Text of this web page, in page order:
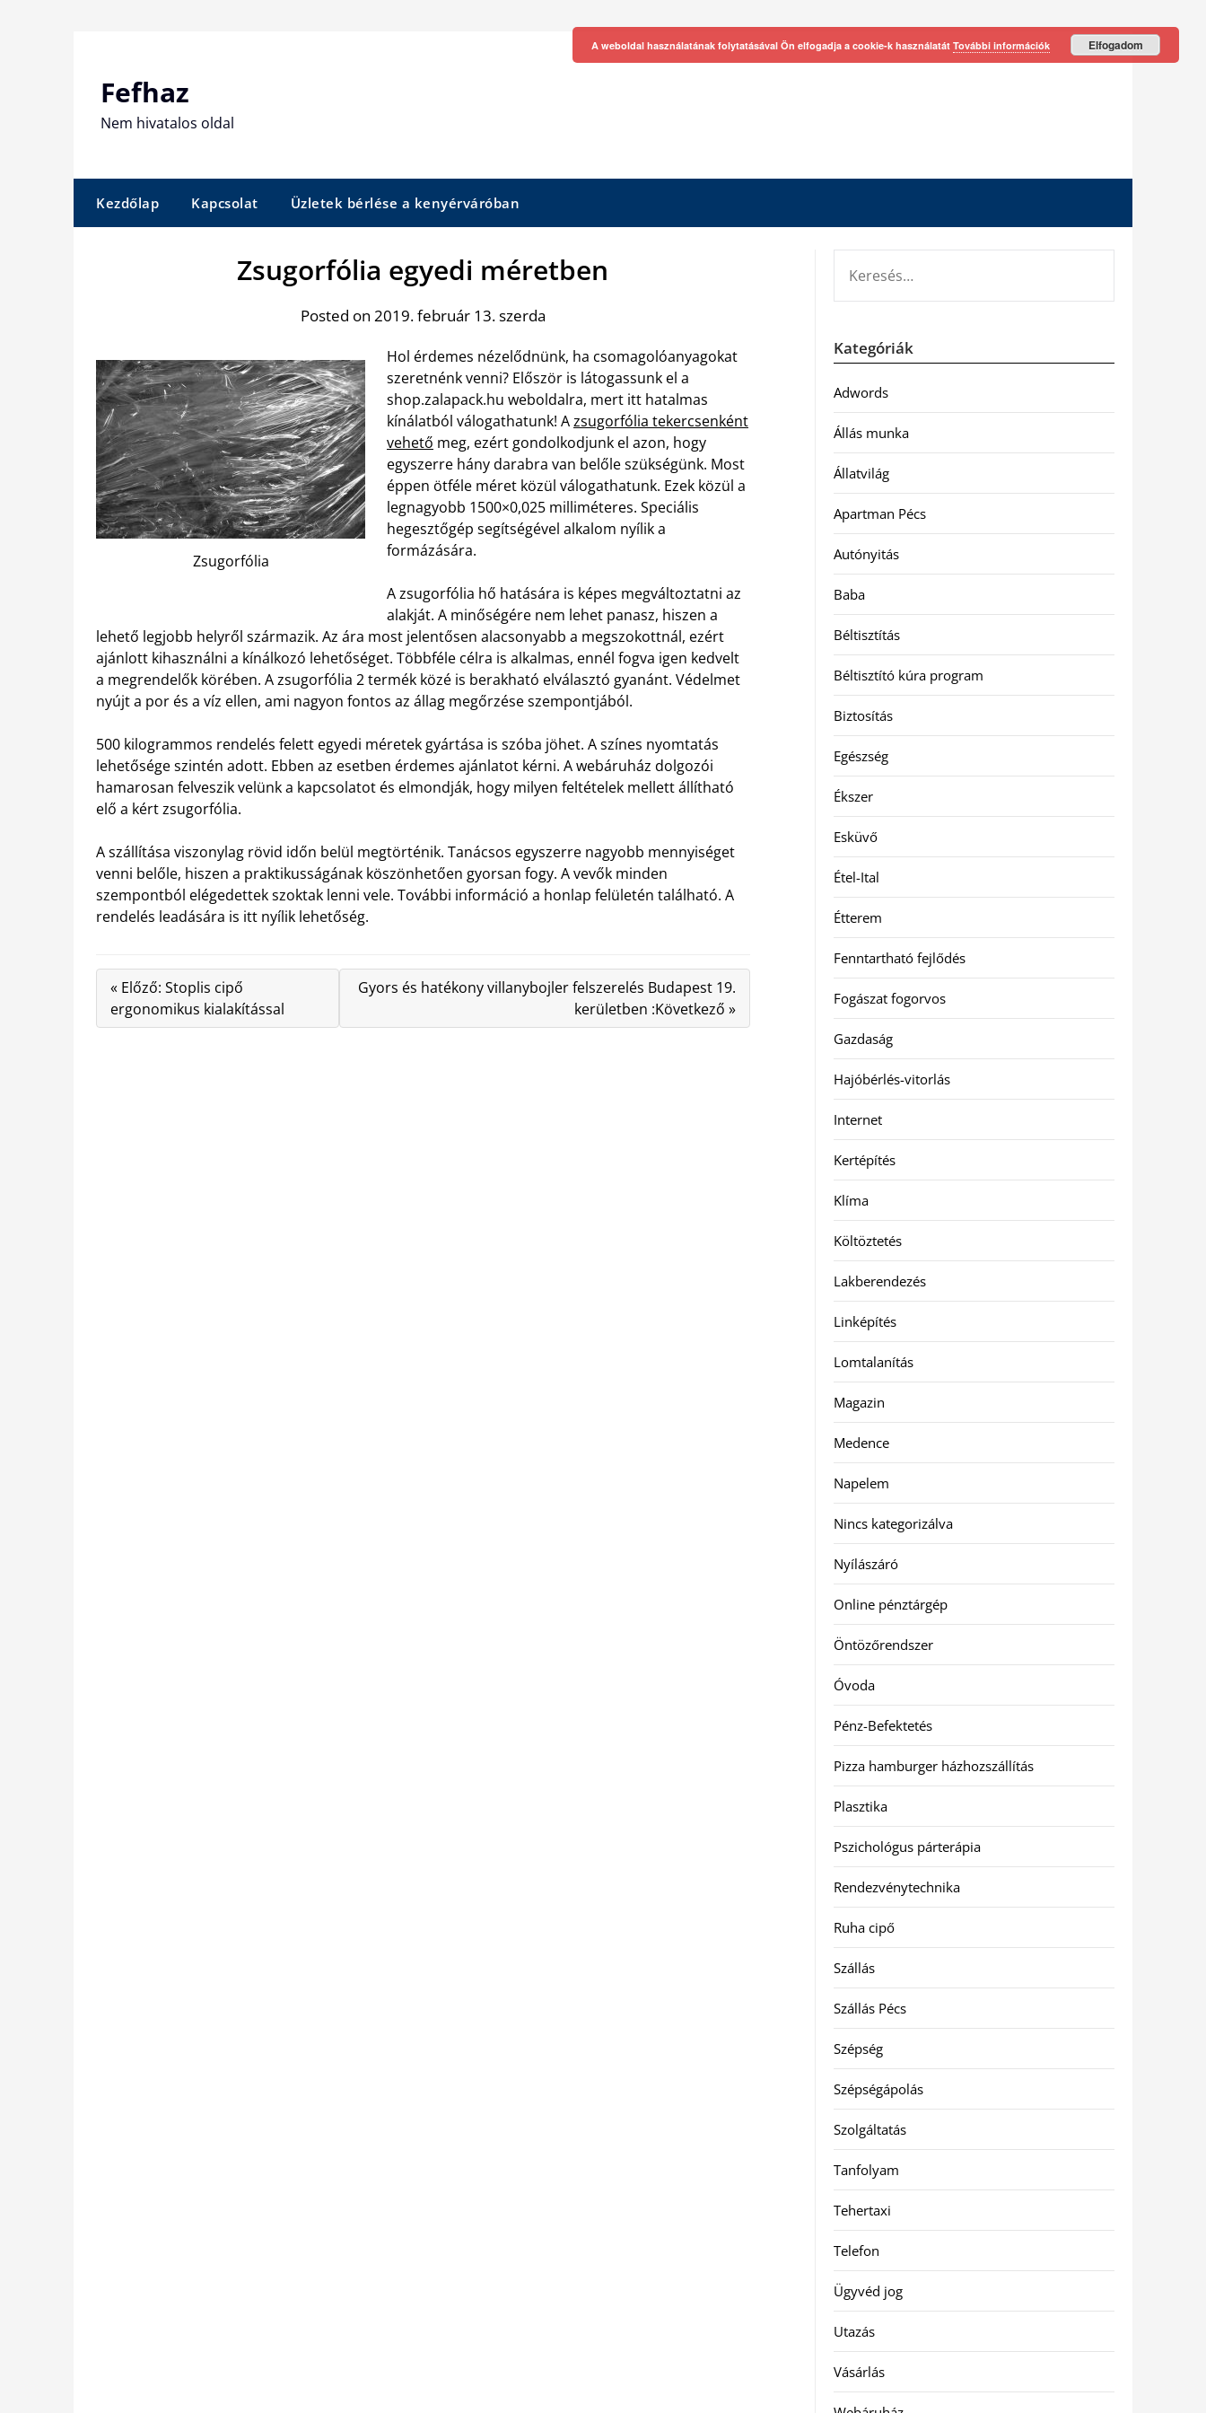
Fefhaz
Nem hivatalos oldal
Kezdőlap Kapcsolat Üzletek bérlése a kenyérváróban
Zsugorfólia egyedi méretben
Posted on 2019. február 13. szerda
Zsugorfólia
Hol érdemes nézelődnünk, ha csomagolóanyagokat
szeretnénk venni? Először is látogassunk el a
shop.zalapack.hu weboldalra, mert itt hatalmas
kínálatból válogathatunk! Azsugorfólia tekercsenként
vehető meg, ezért gondolkodjunk el azon, hogy
egyszerre hány darabra van belőle szükségünk. Most
éppen ötféle méret közül válogathatunk. Ezek közül a
legnagyobb 1500×0,025 milliméteres. Speciális
hegesztőgép segítségével alkalom nyílik a
formázására.
A zsugorfólia hő hatására is képes megváltoztatni az
alakját. A minőségére nem lehet panasz, hiszen a
lehető legjobb helyről származik. Az ára most jelentősen alacsonyabb a megszokottnál, ezért
ajánlott kihasználni a kínálkozó lehetőséget. Többféle célra is alkalmas, ennél fogva igen kedvelt
a megrendelők körében. A zsugorfólia 2 termék közé is berakható elválasztó gyanánt. Védelmet
nyújt a por és a víz ellen, ami nagyon fontos az állag megőrzése szempontjából.
500 kilogrammos rendelés felett egyedi méretek gyártása is szóba jöhet. A színes nyomtatás
lehetősége szintén adott. Ebben az esetben érdemes ajánlatot kérni. A webáruház dolgozói
hamarosan felveszik velünk a kapcsolatot és elmondják, hogy milyen feltételek mellett állítható
elő a kért zsugorfólia.
A szállítása viszonylag rövid időn belül megtörténik. Tanácsos egyszerre nagyobb mennyiséget
venni belőle, hiszen a praktikusságának köszönhetően gyorsan fogy. A vevők minden
szempontból elégedettek szoktak lenni vele. További információ a honlap felületén található. A
rendelés leadására is itt nyílik lehetőség.
« Előző: Stoplis cipő
ergonomikus kialakítással
Gyors és hatékony villanybojler felszerelés Budapest 19.
kerületben :Következő »
Kategóriák
Adwords
Állás munka
Állatvilág
Apartman Pécs
Autónyitás
Baba
Béltisztítás
Béltisztító kúra program
Biztosítás
Egészség
Ékszer
Esküvő
Étel-Ital
Étterem
Fenntartható fejlődés
Fogászat fogorvos
Gazdaság
Hajóbérlés-vitorlás
Internet
Kertépítés
Klíma
Költöztetés
Lakberendezés
Linképítés
Lomtalanítás
Magazin
Medence
Napelem
Nincs kategorizálva
Nyílászáró
Online pénztárgép
Öntözőrendszer
Óvoda
Pénz-Befektetés
Pizza hamburger házhozszállítás
Plasztika
Pszichológus párterápia
Rendezvénytechnika
Ruha cipő
Szállás
Szállás Pécs
Szépség
Szépségápolás
Szolgáltatás
Tanfolyam
Tehertaxi
Telefon
Ügyvéd jog
Utazás
Vásárlás
A weboldal használatának folytatásával Ön elfogadja a cookie-k használatát További információk Elfogadom